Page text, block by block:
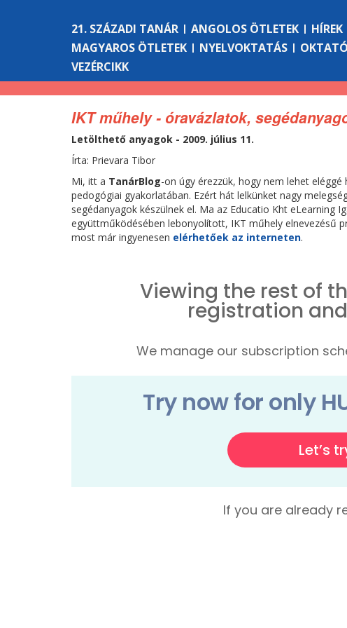
21. SZÁZADI TANÁR ANGOLOS ÖTLETEK HÍREK
MAGYAROS ÖTLETEK
NYELVOKTATÁS
VEZÉRCIKK
IKT műhely - óravázlatok,
Letölthető anyagok - 2009. július 11.
Írta: Prievara Tibor
Mi, itt a TanárBlog-on úgy érezzük, hogy nem lehet
pedogógiai gyakorlatában. Ezért hát lelkünket nagy
segédanyagok készülnek el. Ma az Educatio Kht eLearning
együttműködésében lebonyolított, IKT műhely elnevezésű
most már ingyenesen elérhetőek az interneten.